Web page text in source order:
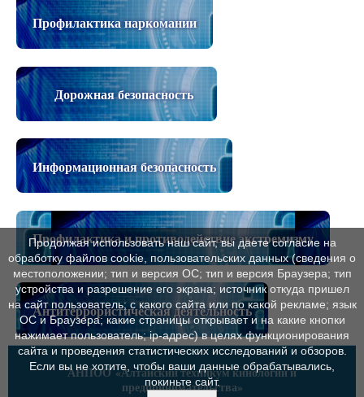
Профилактика наркомании
Дорожная безопасность
Информационная безопасность
Профилактика и противодействие экстремизму
Антитеррористическая деятельность
АНПОО«Алтайский техникум кинологии и
предпринимательства»
Продолжая использовать наш сайт, вы даете согласие на
обработку файлов cookie, пользовательских данных (сведения о
местоположении; тип и версия ОС; тип и версия Браузера; тип
устройства и разрешение его экрана; источник откуда пришел
на сайт пользователь; с какого сайта или по какой рекламе; язык
ОС и Браузера; какие страницы открывает и на какие кнопки
нажимает пользователь; ip-адрес) в целях функционирования
сайта и проведения статистических исследований и обзоров.
Если вы не хотите, чтобы ваши данные обрабатывались,
покиньте сайт.